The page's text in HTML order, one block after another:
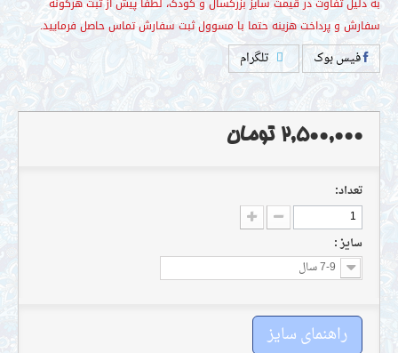
ذکر شده مربوط به سایز موجود در عکس می باشد.
تفاوت در قیمت سایز بزرگسال و کودک، لطفا پیش از ثبت هرگونه
و پرداخت هزینه حتما با مسوول ثبت سفارش تماس حاصل فرمایید.
فیس بوک تلگرام
2,500,000 تومان
تعداد:
سايز :
7-9 سال
راهنمای سایز